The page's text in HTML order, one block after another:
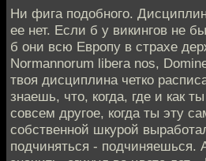
Ни фига подобного.
ее нет. Если б у викингов не
б они всю Европу в страхе
Normannorum libera nos,
твоя дисциплина четко
знаешь, что, когда, где и как
совсем другое, когда ты эту
собственной шкурой
подчиняться - подчиняешься.